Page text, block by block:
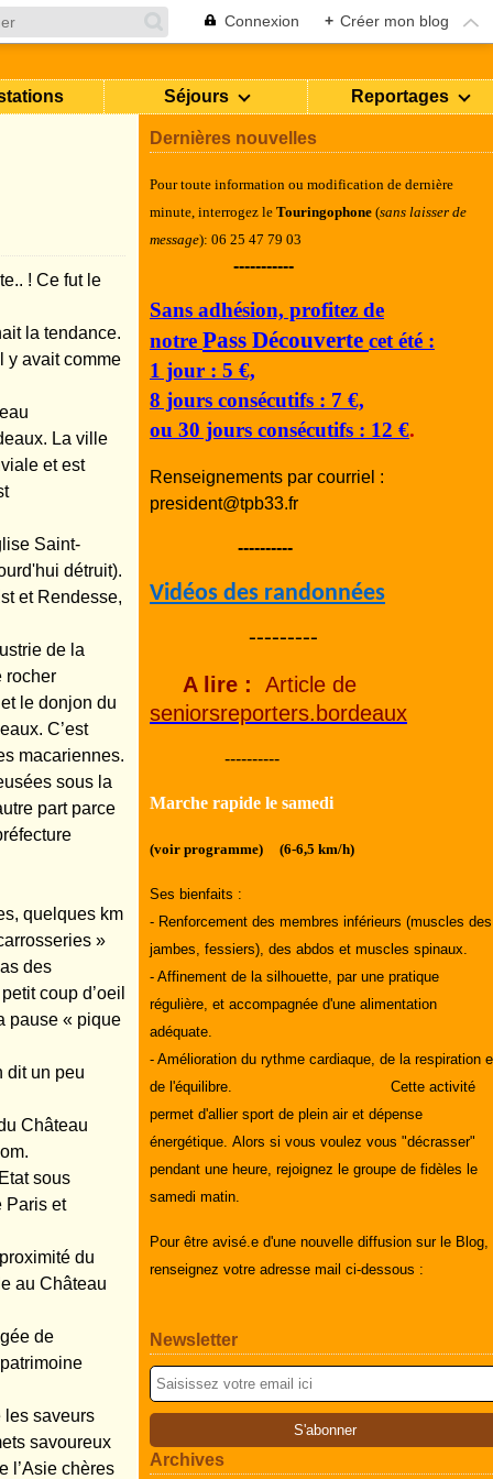
Connexion + Créer mon blog
Séjours Reportages
! Ce fut le
la tendance.
y avait comme
La ville
et est
Saint-
détruit).
et Rendesse,
de la
rocher
le donjon du
C’est
macariennes.
sous la
part parce
quelques km
»
des
coup d’oeil
pause « pique
dit un peu
Château
sous
Paris et
du
au Château
de
les saveurs
savoureux
l’Asie chères
Dernières nouvelles
Pour toute information ou modification de dernière
minute, interrogez le Touringophone (sans laisser de
message): 06 25 47 79 03
-----------
Sans adhésion, profitez de
notre Pass Découverte cet été :
1 jour : 5 €,
8 jours consécutifs : 7 €,
ou 30 jours consécutifs : 12 €.
Renseignements par courriel :
president@tpb33.fr
----------
Vidéos des randonnées
---------
A lire : Article de
seniorsreporters.bordeaux
----------
Marche rapide le samedi
(voir programme) (6-6,5 km/h)
Ses bienfaits :
- Renforcement des membres inférieurs (muscles des
jambes, fessiers), des abdos et muscles spinaux.
- Affinement de la silhouette, par une pratique
régulière, et accompagnée d'une alimentation
adéquate.
- Amélioration du rythme cardiaque, de la respiration
de l'équilibre. Cette activité
permet d'allier sport de plein air et dépense
énergétique. Alors si vous voulez vous "décrasser"
pendant une heure, rejoignez le groupe de fidèles le
samedi matin.
Pour être avisé.e d'une nouvelle diffusion sur le Blog,
renseignez votre adresse mail ci-dessous :
Newsletter
Archives